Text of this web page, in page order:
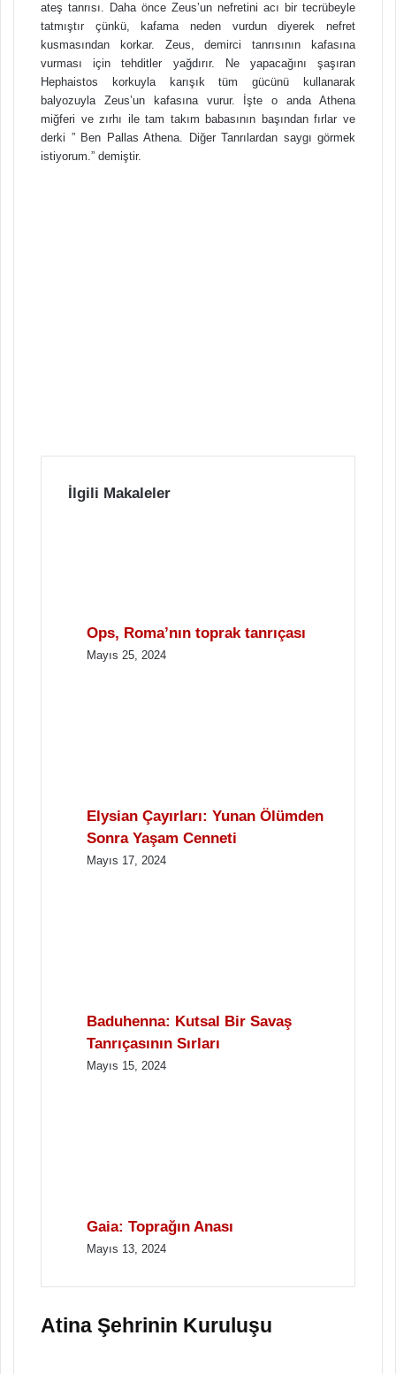
ateş tanrısı. Daha önce Zeus’un nefretini acı bir tecrübeyle
tatmıştır çünkü, kafama neden vurdun diyerek nefret
kusmasından korkar. Zeus, demirci tanrısının kafasına
vurması için tehditler yağdırır. Ne yapacağını şaşıran
Hephaistos korkuyla karışık tüm gücünü kullanarak
balyozuyla Zeus’un kafasına vurur. İşte o anda Athena
miğferi ve zırhı ile tam takım babasının başından fırlar ve
derki ” Ben Pallas Athena. Diğer Tanrılardan saygı görmek
istiyorum.” demiştir.
İlgili Makaleler
Ops, Roma’nın toprak tanrıçası
Mayıs 25, 2024
Elysian Çayırları: Yunan Ölümden
Sonra Yaşam Cenneti
Mayıs 17, 2024
Baduhenna: Kutsal Bir Savaş
Tanrıçasının Sırları
Mayıs 15, 2024
Gaia: Toprağın Anası
Mayıs 13, 2024
Atina Şehrinin Kuruluşu